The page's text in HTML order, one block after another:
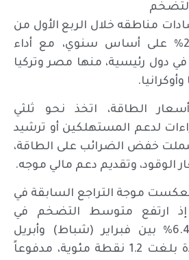
مناطقه خلال الربع الأول من
عام 2026، بنحو 2.9% على أساس سنوي، مع أداء
دول رئيسية، منها مصر وتركيا
الطاقة، اتخذ نحو ثلثي
لدعم المستهلكين أو ترشيد
خفض الضرائب على الطاقة،
وتقديم دعم مالي موجه.
موجة التراجع السابقة في
إذ ارتفع متوسط التضخم في
مناطق البنك إلى 6.4% بين فبراير (شباط) وأبريل
(نيسان) 2026، بزيادة بلغت 1.2 نقطة مئوية، مدفوعاً